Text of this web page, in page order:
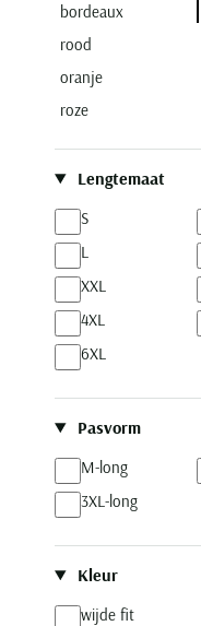
Profuomo
State of Art
Superdry
Thomas Maine
Tommy Hilfiger
Vanguard
William Lockie
bordeaux
rood
oranje
roze
Lengtemaat
S
L
XXL
4XL
6XL
Pasvorm
M-long
3XL-long
Kleur
wijde fit